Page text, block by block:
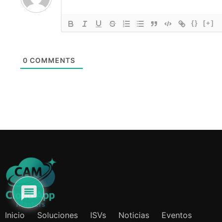
{} [+]
0 COMMENTS
Inicio Soluciones ISVs Noticias Eventos